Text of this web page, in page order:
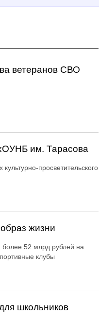
ветеранов СВО
им. Тарасова
просветительского
жизни
52 млрд рублей на
клубы
школьников